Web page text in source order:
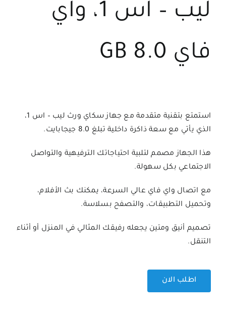
ليب – اس 1، واي
فاي 8.0 GB
استمتع بتقنية متقدمة مع جهاز سكاي ورث ليب – اس 1،
الذي يأتي مع سعة ذاكرة داخلية تبلغ 8.0 جيجابايت.
هذا الجهاز مصمم لتلبية احتياجاتك الترفيهية والتواصل
الاجتماعي بكل سهولة.
مع اتصال واي فاي عالي السرعة، يمكنك بث الأفلام،
وتحميل التطبيقات، والتصفح بسلاسة.
تصميم أنيق ومتين يجعله رفيقك المثالي في المنزل أو أثناء
التنقل.
اطلب الان